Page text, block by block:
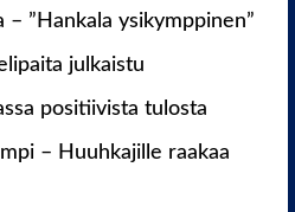
– ”Hankala ysikymppinen”
julkaistu
positiivista tulosta
– Huuhkajille raakaa